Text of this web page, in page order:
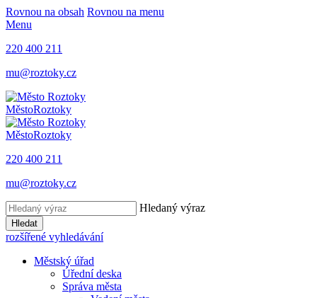
Rovnou na obsah Rovnou na menu
Menu
220 400 211
mu@roztoky.cz
MěstoRoztoky
MěstoRoztoky
220 400 211
mu@roztoky.cz
Hledaný výraz
Hledat
rozšířené vyhledávání
Městský úřad
Úřední deska
Správa města